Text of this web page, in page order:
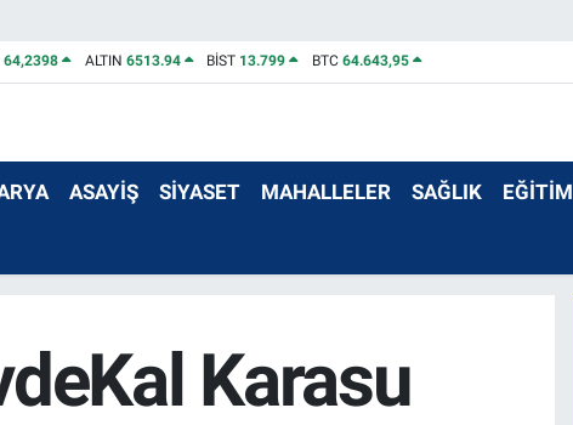
64,2398 ALTIN 6513.94 BİST 13.799 BTC 64.643,95
ASAYİŞ SİYASET MAHALLELER SAĞLIK EĞİTİM
Karasu